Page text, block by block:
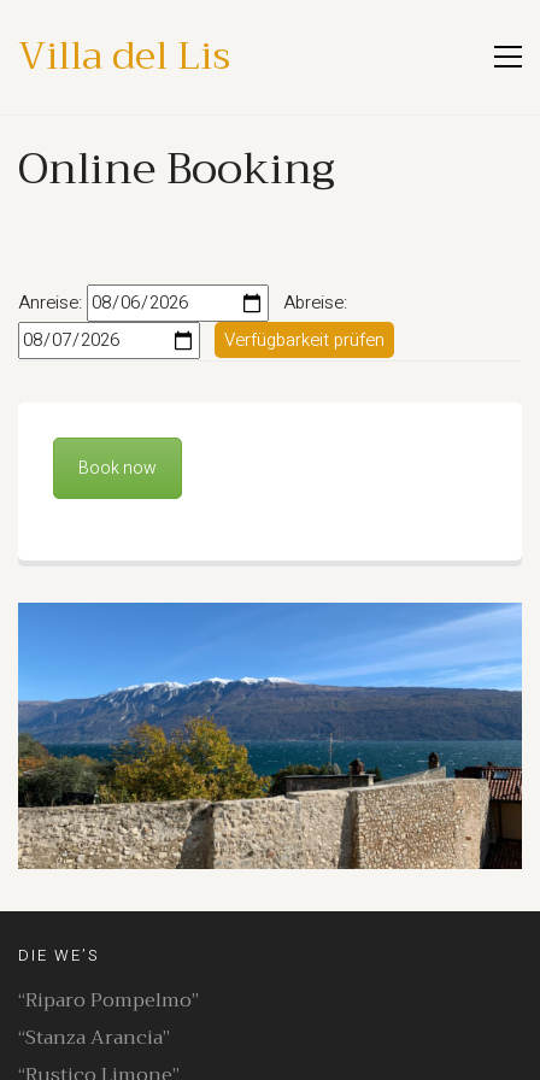
Villa del Lis
Online Booking
Anreise:
Abreise:
Verfügbarkeit prüfen
Book now
DIE WE’S
“Riparo Pompelmo”
“Stanza Arancia”